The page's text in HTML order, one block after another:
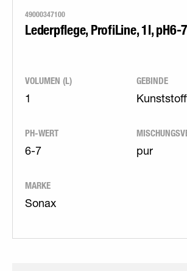
49000347100
Lederpflege, ProfiLine, 1l, pH6-7
VOLUMEN (L)
1
GEBINDE
PH-WERT
6-7 pur
MARKE
Sonax